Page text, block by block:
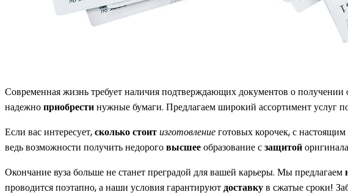
Современная жизнь требует наличия подтверждающих документов о
надежноприобрестинужные бумаги. Предлагаем широкий ассортимент услуг
Если вас интересует,сколько стоитизготовлениеготовых корочек, с
ведь возможности получить недороговысшееобразование сзащитой
Окончание вуза больше не станет преградой для вашей карьеры. Мы предлагаем
проводится поэтапно, а наши условия гарантируютдоставкув сжатые сроки!